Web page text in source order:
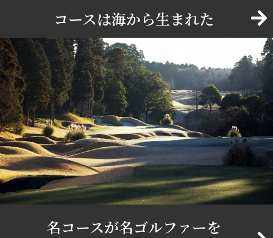
コースは海から生まれた
名コースが名ゴルファーを